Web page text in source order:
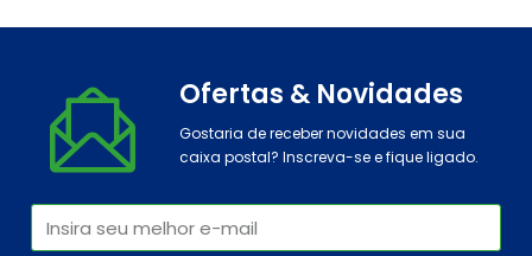
Ofertas & Novidades
Gostaria de receber novidades em sua
caixa postal? Inscreva-se e fique ligado.